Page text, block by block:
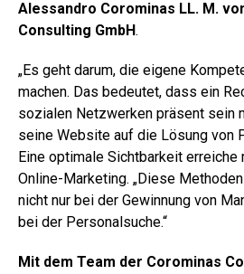
Alessandro Corominas LL. M.
Consulting GmbH.
„Es geht darum, die eigene
machen. Das bedeutet, dass ein
sozialen Netzwerken präsent sein
seine Website auf die Lösung von
Eine optimale Sichtbarkeit erreiche
Online-Marketing. „Diese
nicht nur bei der Gewinnung von
bei der Personalsuche.“
Mit dem Team der Corominas